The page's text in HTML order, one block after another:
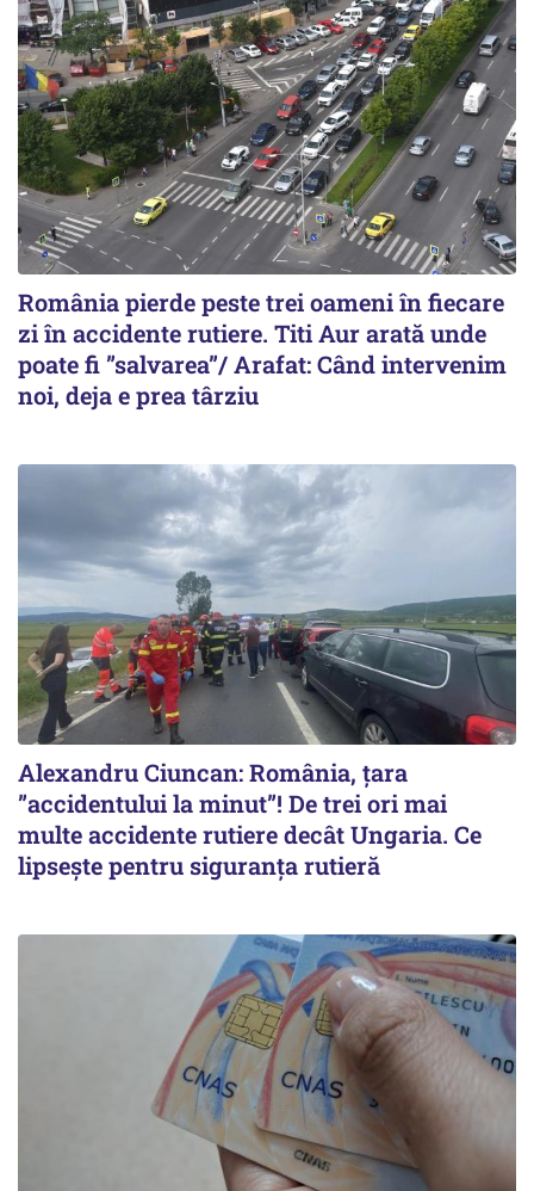
România pierde peste trei oameni în fiecare
zi în accidente rutiere. Titi Aur arată unde
poate fi ”salvarea”/ Arafat: Când intervenim
noi, deja e prea târziu
Alexandru Ciuncan: România, țara
”accidentului la minut”! De trei ori mai
multe accidente rutiere decât Ungaria. Ce
lipsește pentru siguranța rutieră